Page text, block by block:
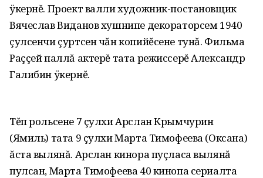
ÿкернĕ. Проект валли художник-постановщик
Вячеслав Виданов хушнипе декораторсем 1940
çулсенчи çуртсен чăн копийĕсене тунă. Фильма
Раççей паллă актерĕ тата режиссерĕ Александр
Галибин ÿкернĕ.
Тĕп рольсене 7 çулхи Арслан Крымчурин
(Ямиль) тата 9 çулхи Марта Тимофеева (Оксана)
ăста вылянă. Арслан кинора пуçласа вылянă
пулсан, Марта Тимофеева 40 кинопа сериалта